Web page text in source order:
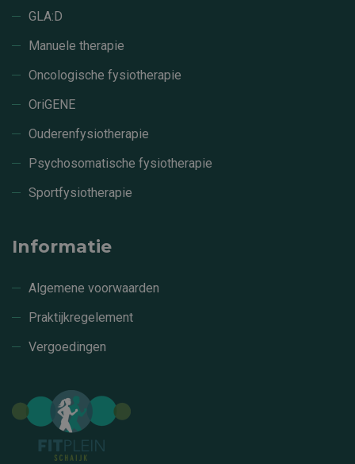
GLA:D
Manuele therapie
Oncologische fysiotherapie
OriGENE
Ouderenfysiotherapie
Psychosomatische fysiotherapie
Sportfysiotherapie
Informatie
Algemene voorwaarden
Praktijkregelement
Vergoedingen